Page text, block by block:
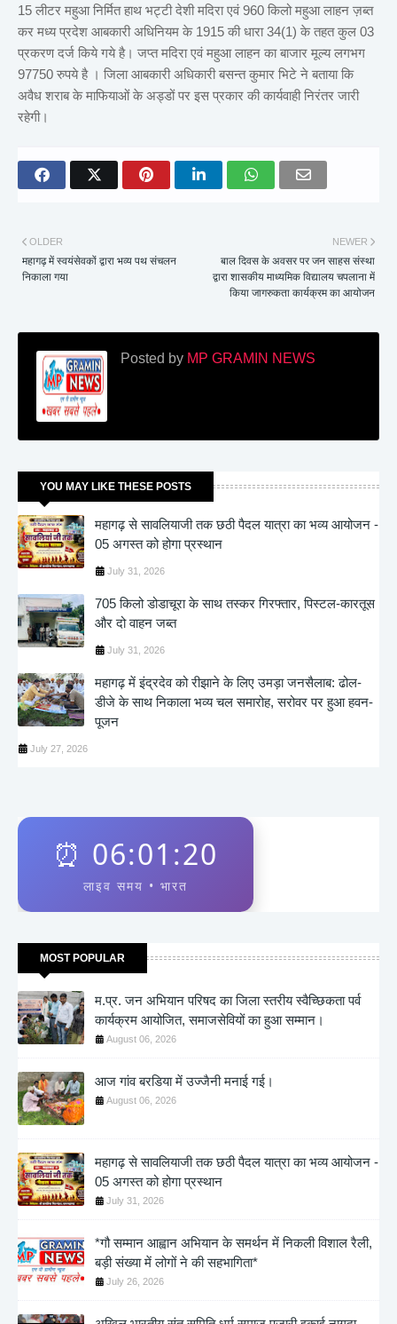
15 लीटर महुआ निर्मित हाथ भट्टी देशी मदिरा एवं 960 किलो महुआ लाहन ज़ब्त
कर मध्य प्रदेश आबकारी अधिनियम के 1915 की धारा 34(1) के तहत कुल 03
प्रकरण दर्ज किये गये है। जप्त मदिरा एवं महुआ लाहन का बाजार मूल्य लगभग
97750 रुपये है । जिला आबकारी अधिकारी बसन्त कुमार भिटे ने बताया कि
अवैध शराब के माफियाओं के अड्डों पर इस प्रकार की कार्यवाही निरंतर जारी
रहेगी।
NEWER
बाल दिवस के अवसर पर जन साहस संस्था
द्वारा शासकीय माध्यमिक विद्यालय चपलाना में
किया जागरुकता कार्यक्रम का आयोजन
OLDER
महागढ़ में स्वयंसेवकों द्वारा भव्य पथ संचलन
निकाला गया
Posted by MP GRAMIN NEWS
YOU MAY LIKE THESE POSTS
महागढ़ से सावलियाजी तक छठी पैदल यात्रा का भव्य आयोजन -
05 अगस्त को होगा प्रस्थान
July 31, 2026
705 किलो डोडाचूरा के साथ तस्कर गिरफ्तार, पिस्टल-कारतूस
और दो वाहन जब्त
July 31, 2026
महागढ़ में इंद्रदेव को रीझाने के लिए उमड़ा जनसैलाब: ढोल-
डीजे के साथ निकाला भव्य चल समारोह, सरोवर पर हुआ हवन-
पूजन
July 27, 2026
⏰ 06:01:20
लाइव समय • भारत
MOST POPULAR
म.प्र. जन अभियान परिषद का जिला स्तरीय स्वैच्छिकता पर्व
कार्यक्रम आयोजित, समाजसेवियों का हुआ सम्मान।
August 06, 2026
आज गांव बरडिया में उज्जैनी मनाई गई।
August 06, 2026
महागढ़ से सावलियाजी तक छठी पैदल यात्रा का भव्य आयोजन -
05 अगस्त को होगा प्रस्थान
July 31, 2026
*गौ सम्मान आह्वान अभियान के समर्थन में निकली विशाल रैली,
बड़ी संख्या में लोगों ने की सहभागिता*
July 26, 2026